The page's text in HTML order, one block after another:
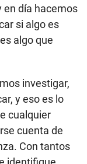
en día hacemos
si algo es
algo que
investigar,
y eso es lo
cualquier
cuenta de
Con tantos